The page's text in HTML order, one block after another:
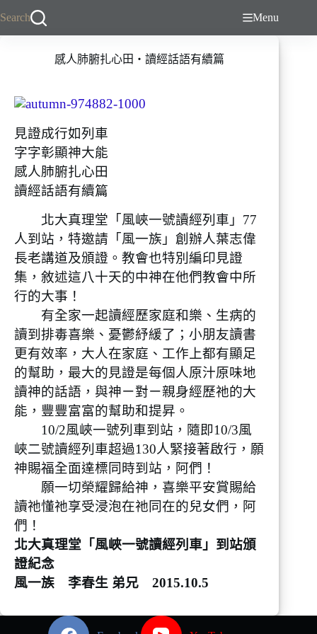
Search Menu
感人肺腑扎心田・讀經話語有續篇
見證成行如列車
字字彰顯神大能
感人肺腑扎心田
讀經話語有續篇
北大真理堂「風峽一號讀經列車」77
人到站，特邀請「風一族」創辦人葉志偉
長老講道及頒證。教會也特別編印見證
集，敘述這八十天的中神在他們教會中所
行的大事！
有全家一起讀經歷家庭和樂、生病的
讀到排毒喜樂、憂鬱紓緩了；小朋友讀書
更有效率，大人在家庭、工作上都有顯足
的幫助，最大的見證是每個人原汁原味地
讀神的話語，與神ㄧ對ㄧ親身經歷祂的大
能，豐豐富富的幫助和提昇。
10/2風峽一號列車到站，隨即10/3風
峽二號讀經列車超過130人緊接著啟行，願
神賜福全面達標同時到站，阿們！
願一切榮耀歸給神，喜樂平安賞賜給
讀祂懂祂享受浸泡在祂同在的兒女們，阿
們！
北大真理堂「風峽一號讀經列車」到站頒
證紀念
風一族 李春生 弟兄 2015.10.5